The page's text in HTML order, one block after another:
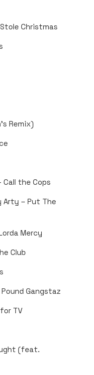
Christmas
Remix)
Call the Cops
Arty – Put The
Mercy
Club
Gangstaz
TV
(feat.